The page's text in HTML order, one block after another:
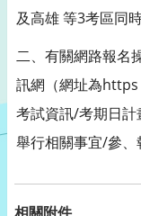
及高雄 等3考區同時
二、有關網路報名
訊網（網址為
考試資訊/考期日
舉行相關事宜/參、